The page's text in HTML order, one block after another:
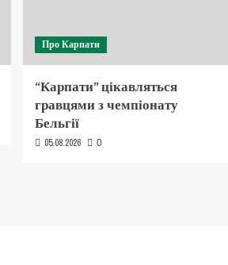
Про Карпати
“Карпати” цікавляться
гравцями з чемпіонату
Бельгії
05.08.2026 0